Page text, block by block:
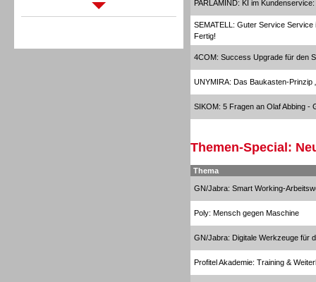
Sprachdialogsysteme u. Ki/
PARLAMIND: KI im
SEMATELL: Guter Service
Fertig!
4COM: Success Upgrade für den
UNYMIRA: Das Baukasten-Prinzip
SIKOM: 5 Fragen an Olaf Abbing -
Themen-Special:
Thema
GN/Jabra: Smart Working-
Poly: Mensch gegen Maschine
GN/Jabra: Digitale Werkzeuge für
Profitel Akademie: Training &